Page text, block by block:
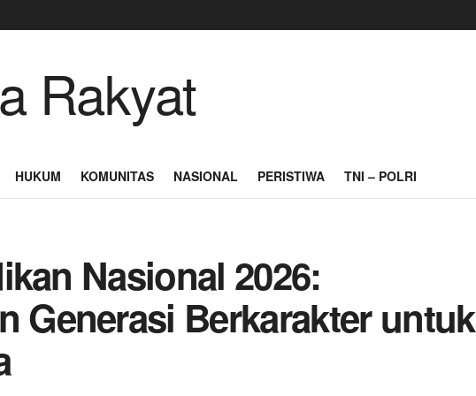
HUKUM KOMUNITAS NASIONAL PERISTIWA TNI – POLRI
Nasional 2026:
Generasi Berkarakter untuk